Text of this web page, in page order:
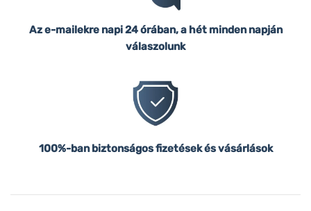
Az e-mailekre napi 24 órában, a hét minden napján
válaszolunk
100%-ban biztonságos fizetések és vásárlások